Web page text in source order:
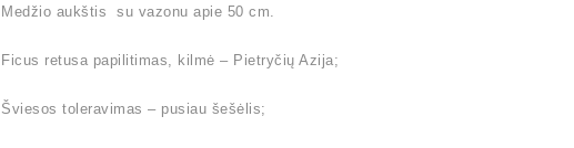
Medžio aukštis su vazonu apie 50 cm.
Ficus retusa papilitimas, kilmė – Pietryčių Azija;
Šviesos toleravimas – pusiau šešėlis;